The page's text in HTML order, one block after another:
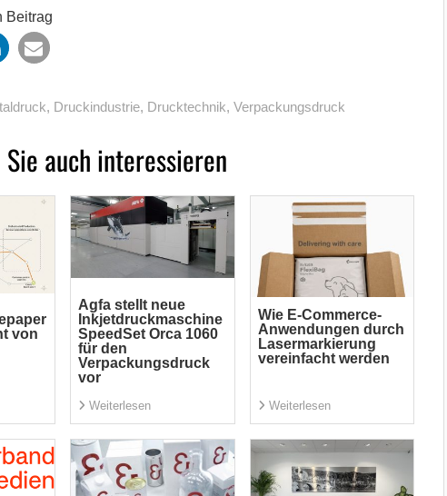
Beitrag
, Druckindustrie, Drucktechnik, Verpackungsdruck
auch interessieren
von
Agfa stellt neue
Inkjetdruckmaschine
SpeedSet Orca 1060
für den
Verpackungsdruck
vor
Weiterlesen
Wie E-Commerce-
Anwendungen durch
Lasermarkierung
vereinfacht werden
Weiterlesen